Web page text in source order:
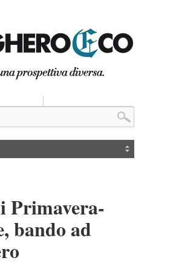
Primavera-
bando ad